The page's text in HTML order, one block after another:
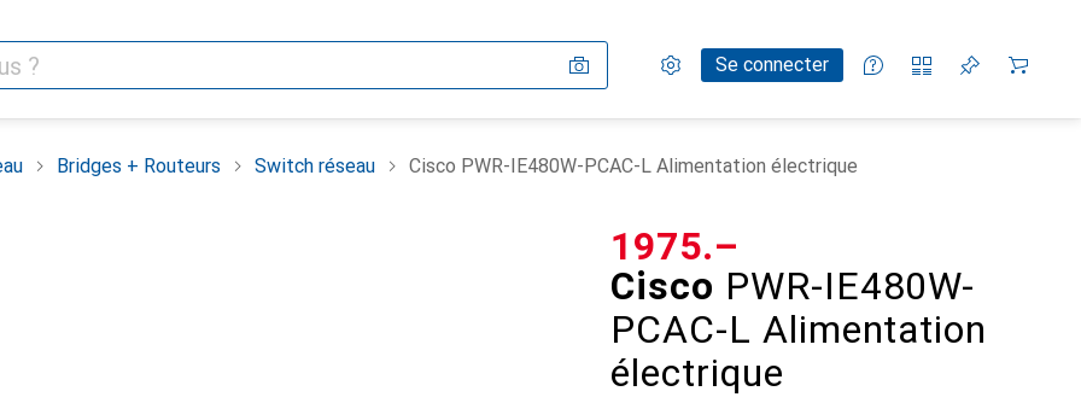
Paramètres
Compte clientSe connecter
Listes de comparaison
Listes d'envies
Panier
Bridges + Routeurs Switch réseau Cisco PWR-IE480W-PCAC-L Alimentation électrique
Cisco PWR-IE480W-
PCAC-L Alimentation
électrique
CHF
1975.–